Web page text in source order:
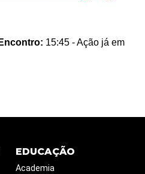
15:45 - Ação já em
EDUCAÇÃO
Academia